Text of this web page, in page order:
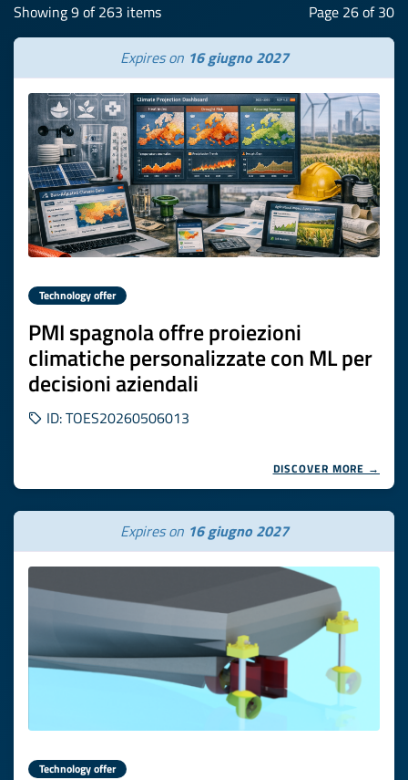
Showing 9 of 263 items Page 26 of 30
Expires on 16 giugno 2027
Technology offer
PMI spagnola offre proiezioni
climatiche personalizzate con ML per
decisioni aziendali
ID: TOES20260506013
DISCOVER MORE →
Expires on 16 giugno 2027
Technology offer